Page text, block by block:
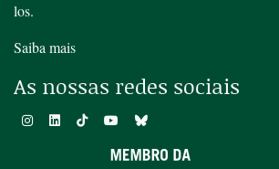
los.
Saiba mais
As nossas redes sociais